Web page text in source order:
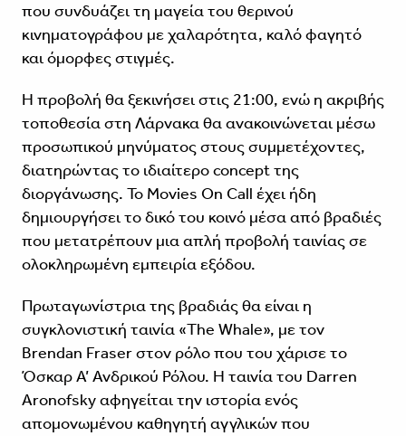
που συνδυάζει τη μαγεία του θερινού
κινηματογράφου με χαλαρότητα, καλό φαγητό
και όμορφες στιγμές.
Η προβολή θα ξεκινήσει στις 21:00, ενώ η ακριβής
τοποθεσία στη Λάρνακα θα ανακοινώνεται μέσω
προσωπικού μηνύματος στους συμμετέχοντες,
διατηρώντας το ιδιαίτερο concept της
διοργάνωσης. Το Movies On Call έχει ήδη
δημιουργήσει το δικό του κοινό μέσα από βραδιές
που μετατρέπουν μια απλή προβολή ταινίας σε
ολοκληρωμένη εμπειρία εξόδου.
Πρωταγωνίστρια της βραδιάς θα είναι η
συγκλονιστική ταινία «The Whale», με τον
Brendan Fraser στον ρόλο που του χάρισε το
Όσκαρ Α’ Ανδρικού Ρόλου. Η ταινία του Darren
Aronofsky αφηγείται την ιστορία ενός
απομονωμένου καθηγητή αγγλικών που